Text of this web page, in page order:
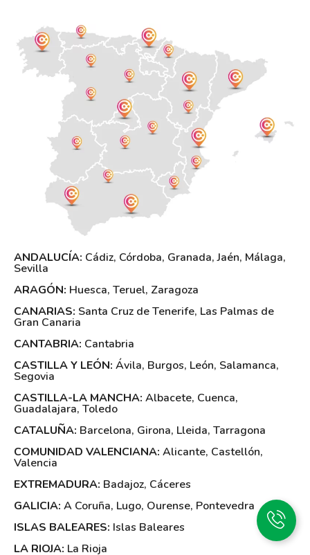
ANDALUCÍA: Cádiz, Córdoba, Granada,Jaén, Málaga,
Sevilla
ARAGÓN: Huesca, Teruel, Zaragoza
CANARIAS: Santa Cruz de Tenerife, Las Palmas de
Gran Canaria
CANTABRIA: Cantabria
CASTILLA Y LEÓN: Ávila, Burgos, León, Salamanca,
Segovia
CASTILLA-LA MANCHA: Albacete, Cuenca,
Guadalajara, Toledo
CATALUÑA: Barcelona, Girona, Lleida, Tarragona
COMUNIDAD VALENCIANA: Alicante, Castellón,
Valencia
EXTREMADURA: Badajoz, Cáceres
GALICIA: A Coruña, Lugo, Ourense, Pontevedra
ISLAS BALEARES: Islas Baleares
LA RIOJA: La Rioja